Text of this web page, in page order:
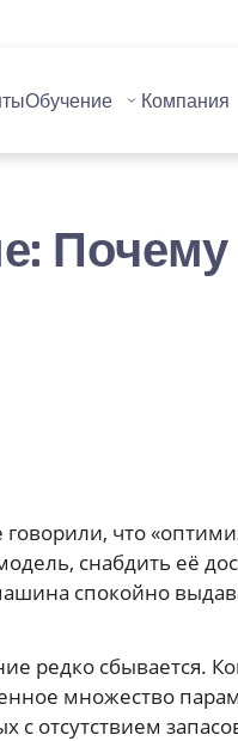
Обучение Компания
что
снабдить её
спокойно
редко сбывается.
множество
отсутствием